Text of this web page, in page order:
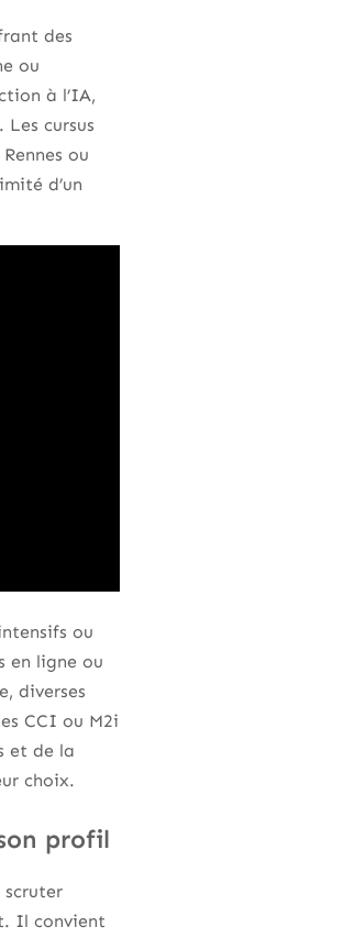
des
ou
à l’IA,
cursus
ou
d’un
ou
en ligne ou
diverses
CCI ou M2i
et de la
choix.
profil
Il convient